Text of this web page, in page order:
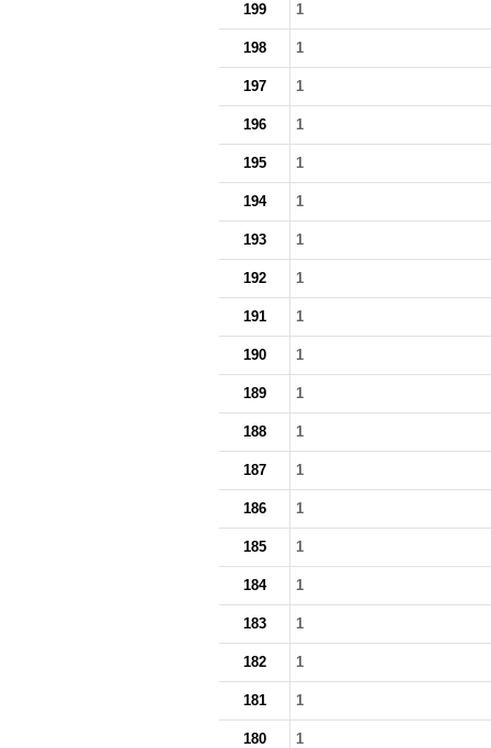
199 1
198 1
197 1
196 1
195 1
194 1
193 1
192 1
191 1
190 1
189 1
188 1
187 1
186 1
185 1
184 1
183 1
182 1
181 1
180 1